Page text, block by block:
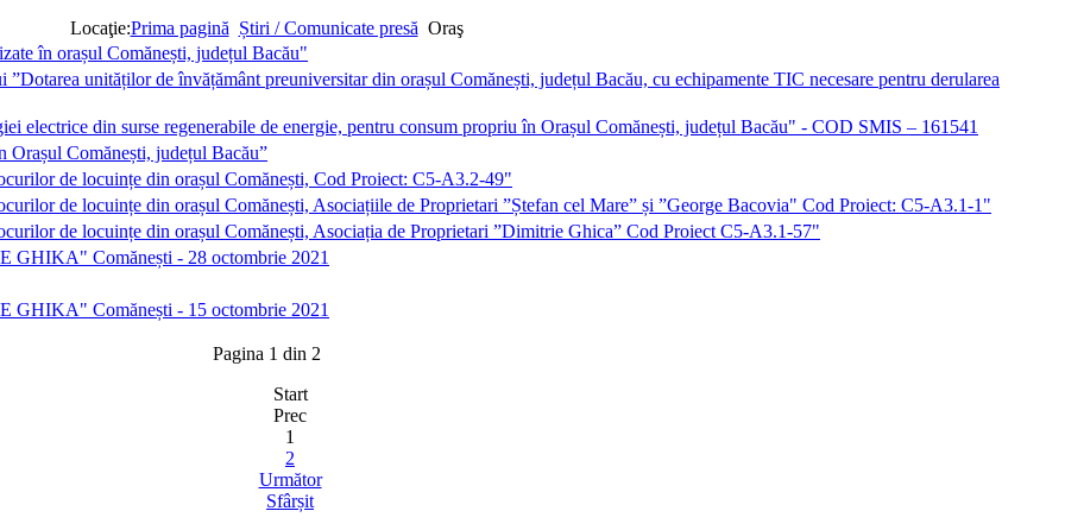
Locaţie:Prima pagină Știri / Comunicate presă Oraş
în orașul Comănești, județul Bacău"
unităților de învățământ preuniversitar din orașul Comănești, județul Bacău, cu echipamente TIC necesare pentru derularea
electrice din surse regenerabile de energie, pentru consum propriu în Orașul Comănești, județul Bacău" - COD SMIS – 161541
Orașul Comănești, județul Bacău”
de locuințe din orașul Comănești, Cod Proiect: C5-A3.2-49"
de locuințe din orașul Comănești, Asociațiile de Proprietari ”Ștefan cel Mare” și ”George Bacovia" Cod Proiect: C5-A3.1-1"
de locuințe din orașul Comănești, Asociația de Proprietari ”Dimitrie Ghica” Cod Proiect C5-A3.1-57"
GHIKA" Comănești - 28 octombrie 2021
GHIKA" Comănești - 15 octombrie 2021
Pagina 1 din 2
Start
Prec
1
2
Următor
Sfârșit